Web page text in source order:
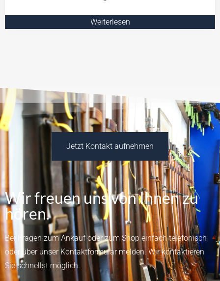
Weiterlesen
Jetzt Kontakt aufnehmen
Wir freuen uns von Ihnen zu
hören.
Bei Fragen zum Ankauf oder zum Shop einfach telefonisch
oder über unser Kontaktformularmelden.Wir kontaktieren
Sie schnellst möglich.